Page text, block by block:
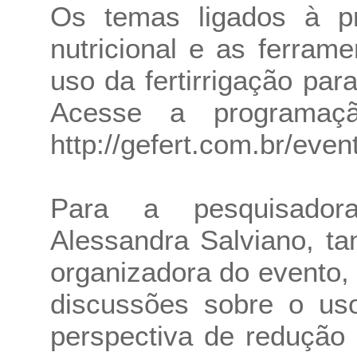
Os temas ligados à
nutricional e as
uso da fertirrigação
Acesse a
http://gefert.com.br/
Para a
Alessandra Salviano,
organizadora do
discussões sobre o
perspectiva de